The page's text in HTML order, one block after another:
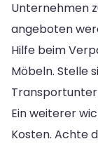
Unternehmen
angeboten
Hilfe beim
Möbeln. Stelle
Ein weiterer
Kosten. Achte